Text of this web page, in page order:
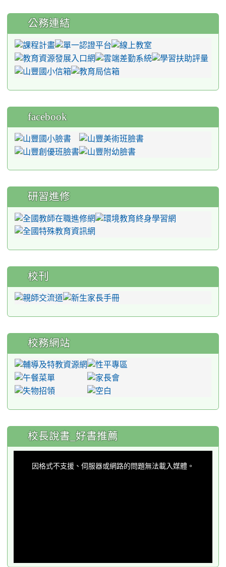
公務連結
facebook
研習進修
校刊
校務網站
:::
校長說書_好書推薦
因格式不支援、伺服器或網路的問題無法載入媒體。